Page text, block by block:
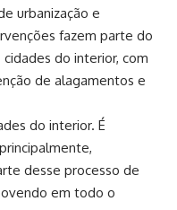
urbanização e
fazem parte do
do interior, com
de alagamentos e
do interior. É
desse processo de
em todo o